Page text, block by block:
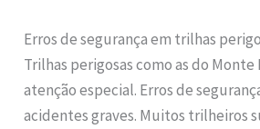
Erros de segurança em trilhas
Trilhas perigosas como as do Monte
atenção especial. Erros de
acidentes graves. Muitos trilheiros